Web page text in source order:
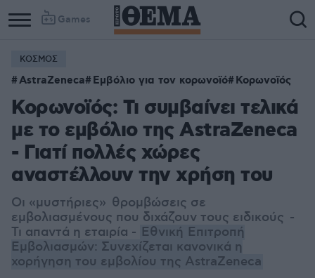
Games
ΚΟΣΜΟΣ
AstraZeneca Εμβόλιο για τον κορωνοϊό Κορωνοϊός
Κορωνοϊός: Τι συμβαίνει τελικά
με το εμβόλιο της AstraZeneca
- Γιατί πολλές χώρες
αναστέλλουν την χρήση του
Οι «μυστήριες» θρομβώσεις σε
εμβολιασμένους που διχάζουν τους ειδικούς -
Τι απαντά η εταιρία - Εθνική Επιτροπή
Εμβολιασμών: Συνεχίζεται κανονικά η
χορήγηση του εμβολίου της AstraZeneca